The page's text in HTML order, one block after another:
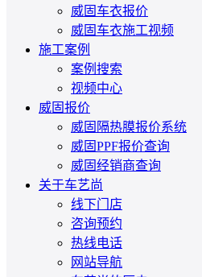
威固车衣报价
威固车衣施工视频
施工案例
案例搜索
视频中心
威固报价
威固隔热膜报价系统
威固PPF报价查询
威固经销商查询
关于车艺尚
线下门店
咨询预约
热线电话
网站导航